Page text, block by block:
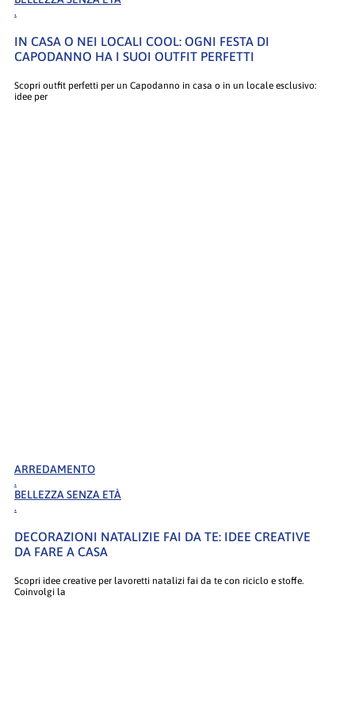
.
IN CASA O NEI LOCALI COOL: OGNI FESTA DI
CAPODANNO HA I SUOI OUTFIT PERFETTI
Scopri outfit perfetti per un Capodanno in casa o in un locale esclusivo:
idee per
ARREDAMENTO
.
BELLEZZA SENZA ETÀ
.
DECORAZIONI NATALIZIE FAI DA TE: IDEE CREATIVE
DA FARE A CASA
Scopri idee creative per lavoretti natalizi fai da te con riciclo e stoffe.
Coinvolgi la